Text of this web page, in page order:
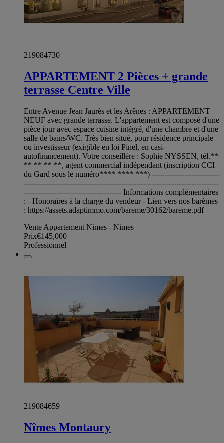
219084730
APPARTEMENT 2 Pièces + grande
terrasse Centre Ville
Entre Avenue Jean Jaurès et les Arênes : APPARTEMENT
NEUF avec grande terrasse. L'appartement est composé d'une
pièce jour avec espace cuisine intégré, d'une chambre et d'une
salle de bains/WC. Très bien situé, pour résidence principale
ou investisseur (exigible en loi Pinel, en casi-
autofinancement). Votre conseillère : Sophie NYSSEN, tél.**
** ** ** **, agent commercial indépendant (inscription CCI
du Gard sous le numéro**** **** ***) ---------------------------
------------------------------------------------------------------------------
--------------------------------------- Informations complémentaires
: - Honoraires à la charge du vendeur - Lien vers nos barèmes
: https://assets.adaptimmo.com/bareme/30162/bareme.pdf
Vente Appartement Nimes - Nimes
Prix€145,000
Professionnel
219084659
Nîmes Montaury